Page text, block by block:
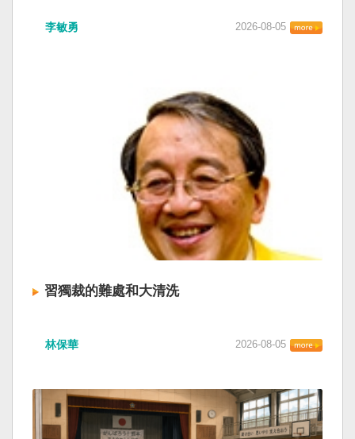
李敏勇 2026-08-05
習獨裁的難處和大清洗
林保華 2026-08-05